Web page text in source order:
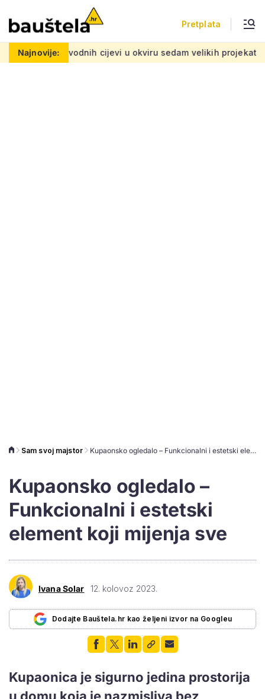
Pretplata
Najnovije:
cijevi u okviru sedam velikih projekata: Iznos 50 milijuna
Sam svoj majstor Kupaonsko ogledalo – Funkcionalni i estetski element koji mijenja sve
Kupaonsko ogledalo –
Funkcionalni i estetski
element koji mijenja sve
Ivana Solar 12. kolovoz 2023.
Dodajte Bauštela.hr kao željeni izvor na Googleu
Kupaonica je sigurno jedina prostorija
u domu koja je nazmisliva bez